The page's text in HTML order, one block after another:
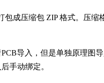
包成压缩包 ZIP 格式。压缩
导入，但是单独原理图
手动绑定。